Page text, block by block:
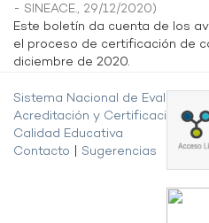
- SINEACE., 29/12/2020)
Este boletín da cuenta de los
el proceso de certificación de
diciembre de 2020.
Sistema Nacional de Evaluación,
Acreditación y Certificación de
Calidad Educativa
Contacto
Sugerencias